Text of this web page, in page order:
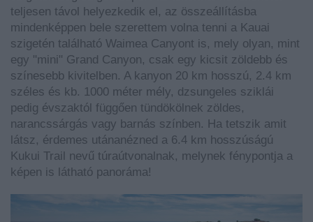
teljesen távol helyezkedik el, az összeállításba
mindenképpen bele szerettem volna tenni a Kauai
szigetén található Waimea Canyont is, mely olyan, mint
egy "mini" Grand Canyon, csak egy kicsit zöldebb és
színesebb kivitelben. A kanyon 20 km hosszú, 2.4 km
széles és kb. 1000 méter mély, dzsungeles sziklái
pedig évszaktól függően tündökölnek zöldes,
narancssárgás vagy barnás színben. Ha tetszik amit
látsz, érdemes utánanézned a 6.4 km hosszúságú
Kukui Trail nevű túraútvonalnak, melynek fénypontja a
képen is látható panoráma!